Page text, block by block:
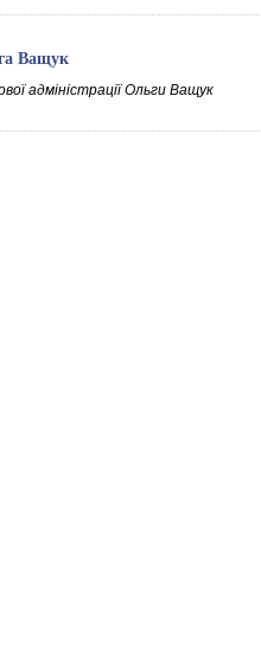
Ващук
адміністрації Ольги Ващук